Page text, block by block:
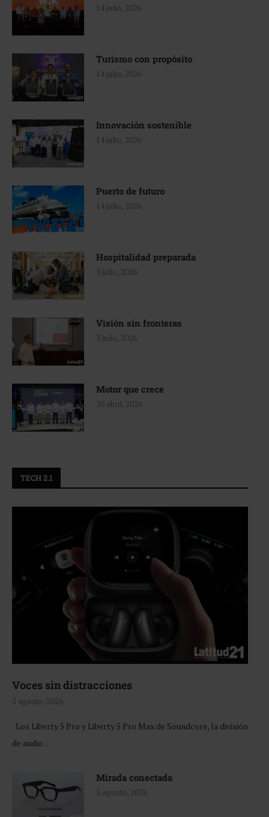
14 julio, 2026
Turismo con propósito
14 julio, 2026
Innovación sostenible
14 julio, 2026
Puerto de futuro
14 julio, 2026
Hospitalidad preparada
3 julio, 2026
Visión sin fronteras
3 julio, 2026
Motor que crece
30 abril, 2026
TECH 2.1
Voces sin distracciones
5 agosto, 2026
Los Liberty 5 Pro y Liberty 5 Pro Max de Soundcore, la división
de audio …
Mirada conectada
5 agosto, 2026